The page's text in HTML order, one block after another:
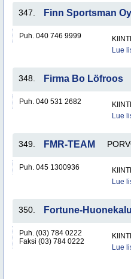
347. Finn Sportsman Oy
Puh. 040 746 9999
Lue
348. Firma Bo Löfroos
Puh. 040 531 2682
Lue
349. FMR-TEAM
Puh. 045 1300936
Lue
350. Fortune-
Puh. (03) 784 0222
Faksi (03) 784 0222
Lue